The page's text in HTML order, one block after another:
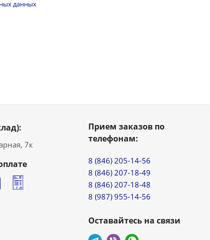
данных
7к
Прием заказов по
телефонам:
8 (846) 205-14-56
8 (846) 207-18-49
8 (846) 207-18-48
8 (987) 955-14-56
Оставайтесь на связи